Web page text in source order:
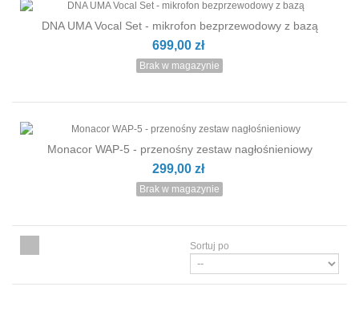
DNA UMA Vocal Set - mikrofon bezprzewodowy z bazą
699,00 zł
Brak w magazynie
Monacor WAP-5 - przenośny zestaw nagłośnieniowy
299,00 zł
Brak w magazynie
Sortuj po